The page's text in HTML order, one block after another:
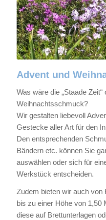
Advent und
Was wäre die „Staade
Weihnachtsschmuck?
Wir gestalten liebevoll
Gestecke aller Art für den
Den entsprechenden
Bändern etc. können Sie
auswählen oder sich für
Werkstück entscheiden.
Zudem bieten wir auch von
bis zu einer Höhe von 1,50
diese auf Brettunterlagen